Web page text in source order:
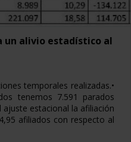
un alivio estadístico al
temporales realizadas.•
tenemos 7.591 parados
ajuste estacional la afiliación
afiliados con respecto al